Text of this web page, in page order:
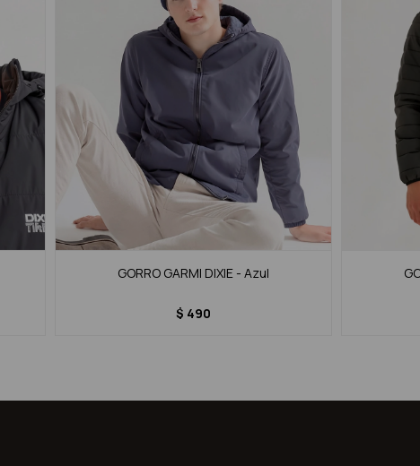
GORRO GARMI DIXIE - Azul
$ 490